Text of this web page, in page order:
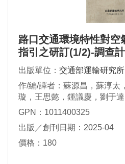
路口交通環境特性對空
指引之研訂(1/2)-調查
出版單位： 交通部運輸研究所
作/編/譯者：蘇源昌，蘇淳太
璇，王思懿，鍾議慶，劉于
德傳，黃士騰，楊家銘
GPN：1011400325
出版／創刊日期：2025-04
價格：180